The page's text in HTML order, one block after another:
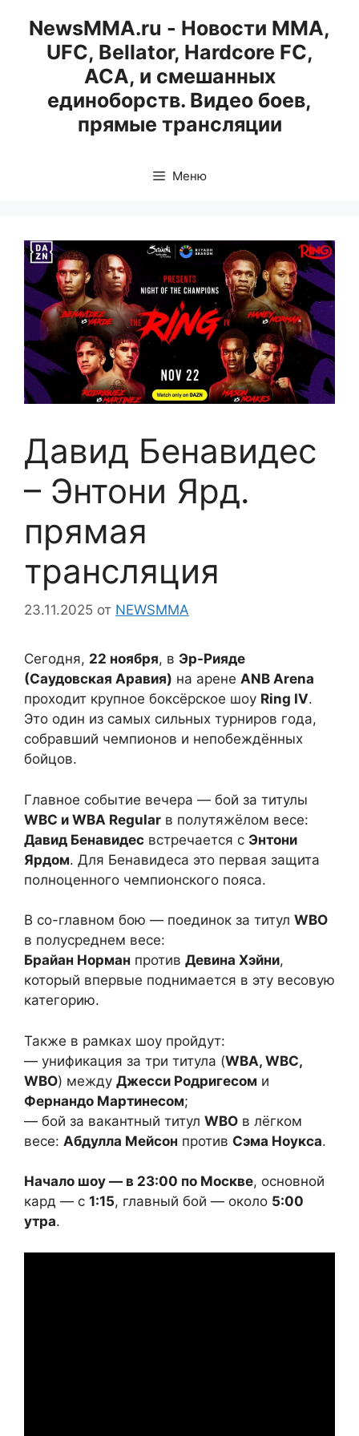
содержимому
NewsMMA.ru - Новости ММА,
UFC, Bellator, Hardcore FC,
ACA, и смешанных
единоборств. Видео боев,
прямые трансляции
Меню
Давид Бенавидес
– Энтони Ярд.
прямая
трансляция
23.11.2025 от NEWSMMA
Сегодня, 22 ноября, в Эр-Рияде
(Саудовская Аравия) на арене ANB Arena
проходит крупное боксёрское шоу Ring IV.
Это один из самых сильных турниров года,
собравший чемпионов и непобеждённых
бойцов.
Главное событие вечера — бой за титулы
WBC и WBA Regular в полутяжёлом весе:
Давид Бенавидес встречается с Энтони
Ярдом. Для Бенавидеса это первая защита
полноценного чемпионского пояса.
В со-главном бою — поединок за титул WBO
в полусреднем весе:
Брайан Норман против Девина Хэйни,
который впервые поднимается в эту весовую
категорию.
Также в рамках шоу пройдут:
— унификация за три титула (WBA, WBC,
WBO) между Джесси Родригесом и
Фернандо Мартинесом;
— бой за вакантный титул WBO в лёгком
весе: Абдулла Мейсон против Сэма Ноукса.
Начало шоу — в 23:00 по Москве, основной
кард — с 1:15, главный бой — около 5:00
утра.